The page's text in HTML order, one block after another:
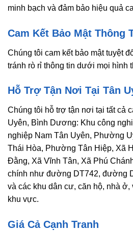
minh bạch và đảm bảo hiệu quả
Cam Kết Bảo Mật Thông
Chúng tôi cam kết bảo mật tuyệt
tránh rò rỉ thông tin dưới mọi hình
Hỗ Trợ Tận Nơi Tại Tân
Chúng tôi hỗ trợ tận nơi tại tất cả
Uyên, Bình Dương: Khu công
nghiệp Nam Tân Uyên, Phường
Thái Hòa, Phường Tân Hiệp, Xã
Đằng, Xã Vĩnh Tân, Xã Phú
chính như đường DT742, đường
và các khu dân cư, căn hộ, nhà ở,
khu vực.
Giá Cả Cạnh Tranh